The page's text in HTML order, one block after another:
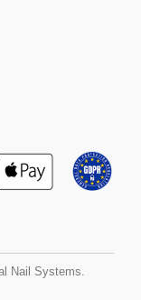
Nail Systems.